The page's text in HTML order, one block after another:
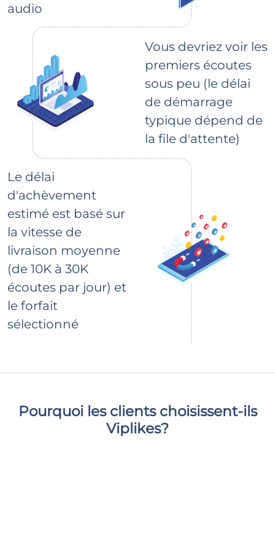
audio
Vous devriez voir les
premiers écoutes
sous peu (le délai
de démarrage
typique dépend de
la file d'attente)
Le délai
d'achèvement
estimé est basé sur
la vitesse de
livraison moyenne
(de 10K à 30K
écoutes par jour) et
le forfait
sélectionné
Pourquoi les clients choisissent-ils
Viplikes?